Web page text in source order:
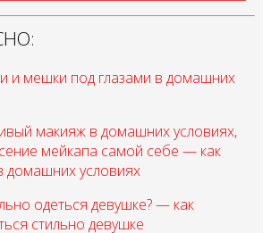
и мешки под глазами в домашних
макияж в домашних условиях,
мейкапа самой себе — как
домашних условиях
одеться девушке? — как
стильно девушке